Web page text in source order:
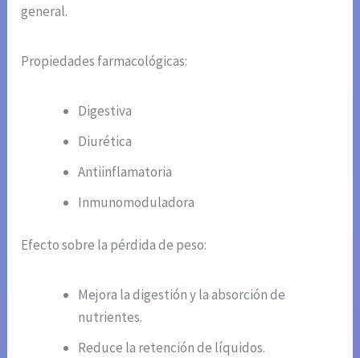
general.
Propiedades farmacológicas:
Digestiva
Diurética
Antiinflamatoria
Inmunomoduladora
Efecto sobre la pérdida de peso:
Mejora la digestión y la absorción de
nutrientes.
Reduce la retención de líquidos.